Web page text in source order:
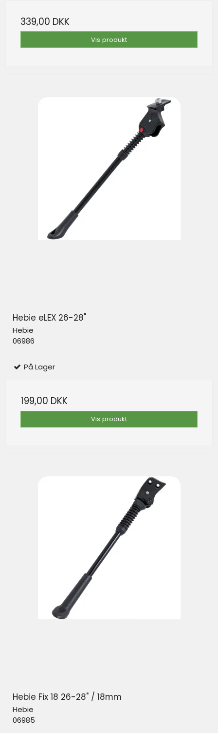
339,00 DKK
Vis produkt
Hebie eLEX 26-28"
Hebie
06986
På Lager
199,00 DKK
Vis produkt
Hebie Fix 18 26-28" / 18mm
Hebie
06985